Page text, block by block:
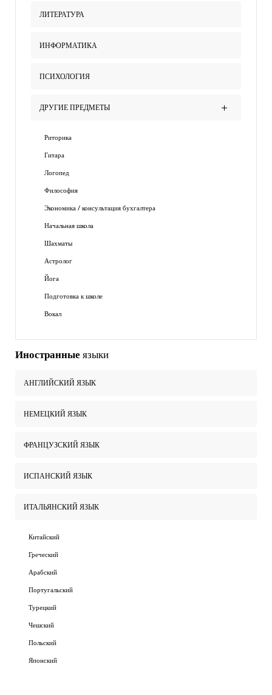
ЛИТЕРАТУРА
ИНФОРМАТИКА
ПСИХОЛОГИЯ
ДРУГИЕ ПРЕДМЕТЫ
Риторика
Гитара
Логопед
Философия
Экономика / консультация бухгалтера
Начальная школа
Шахматы
Астролог
Йога
Подготовка к школе
Вокал
Иностранные языки
АНГЛИЙСКИЙ ЯЗЫК
НЕМЕЦКИЙ ЯЗЫК
ФРАНЦУЗСКИЙ ЯЗЫК
ИСПАНСКИЙ ЯЗЫК
ИТАЛЬЯНСКИЙ ЯЗЫК
Китайский
Греческий
Арабский
Португальский
Турецкий
Чешский
Польский
Японский